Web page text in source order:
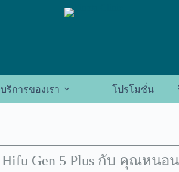
บริการของเรา โปรโมชั่น
Hifu Gen 5 Plus กับ คุณหนอ